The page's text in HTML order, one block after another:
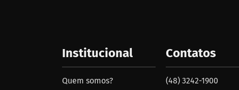
Institucional
Quem somos?
Contatos
(48) 3242-1900